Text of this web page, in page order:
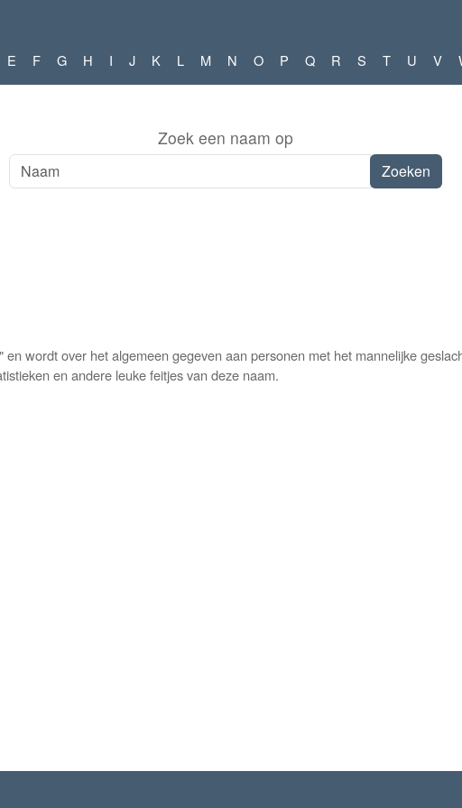
E F G H I J K L M N O P Q R S T U V
Zoek een naam op
wordt over het algemeen gegeven aan personen met het mannelijke
en andere leuke feitjes van deze naam.